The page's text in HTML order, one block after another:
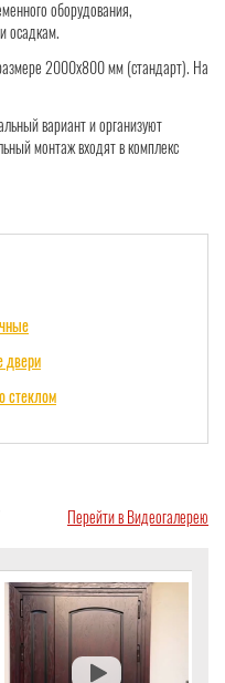
оборудования,
осадкам.
2000x800 мм (стандарт). На
вариант и организуют
монтаж входят в комплекс
двери
стеклом
Перейти в Видеогалерею